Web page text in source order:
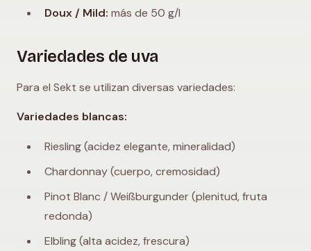
Doux / Mild: más de 50 g/l
Variedades de uva
Para el Sekt se utilizan diversas variedades:
Variedades blancas:
Riesling (acidez elegante, mineralidad)
Chardonnay (cuerpo, cremosidad)
Pinot Blanc / Weißburgunder (plenitud, fruta
redonda)
Elbling (alta acidez, frescura)